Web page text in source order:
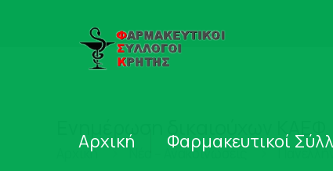
Αρχική Φαρμακευτικοί
Ενημέρωση δικαιούχων ΚΑΕΦ
Αρχική Νέα – Ανακοινώσεις